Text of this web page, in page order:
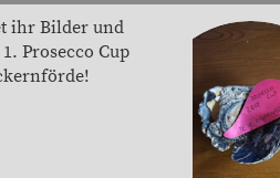
ihr Bilder und
Prosecco Cup